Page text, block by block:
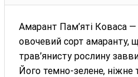
Амарант Пам’яті Коваса
овочевий сорт амаранту,
трав’янисту рослину
Його темно-зелене, ніжне